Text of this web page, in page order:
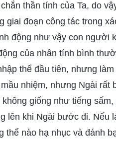
thần tính của Ta, do
giai đoạn công tác trong
động như vậy con người
của nhân tính bình
thể đầu tiên, nhưng
nhiệm, nhưng Ngài rất
giống như tiếng
lên khi Ngài bước đi. Nếu
thể nào hạ nhục và đánh